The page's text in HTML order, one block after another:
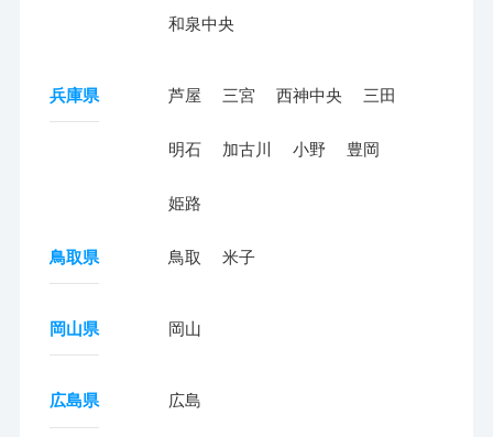
和泉中央
兵庫県 芦屋 三宮 西神中央 三田
明石 加古川 小野 豊岡
姫路
鳥取県 鳥取 米子
岡山県 岡山
広島県 広島